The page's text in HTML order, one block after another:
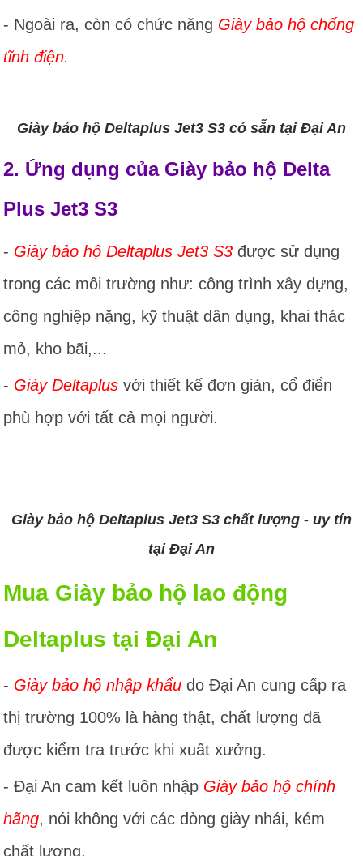
- Ngoài ra, còn có chức năng Giày bảo hộ chống
tĩnh điện.
Giày bảo hộ Deltaplus Jet3 S3 có sẵn tại Đại An
2. Ứng dụng của Giày bảo hộ Delta
Plus Jet3 S3
- Giày bảo hộ Deltaplus Jet3 S3 được sử dụng
trong các môi trường như: công trình xây dựng,
công nghiệp nặng, kỹ thuật dân dụng, khai thác
mỏ, kho bãi,...
- Giày Deltaplus với thiết kế đơn giản, cổ điển
phù hợp với tất cả mọi người.
Giày bảo hộ Deltaplus Jet3 S3 chất lượng - uy tín
tại Đại An
Mua Giày bảo hộ lao động
Deltaplus tại Đại An
- Giày bảo hộ nhập khẩu do Đại An cung cấp ra
thị trường 100% là hàng thật, chất lượng đã
được kiểm tra trước khi xuất xưởng.
- Đại An cam kết luôn nhập Giày bảo hộ chính
hãng, nói không với các dòng giày nhái, kém
chất lượng.